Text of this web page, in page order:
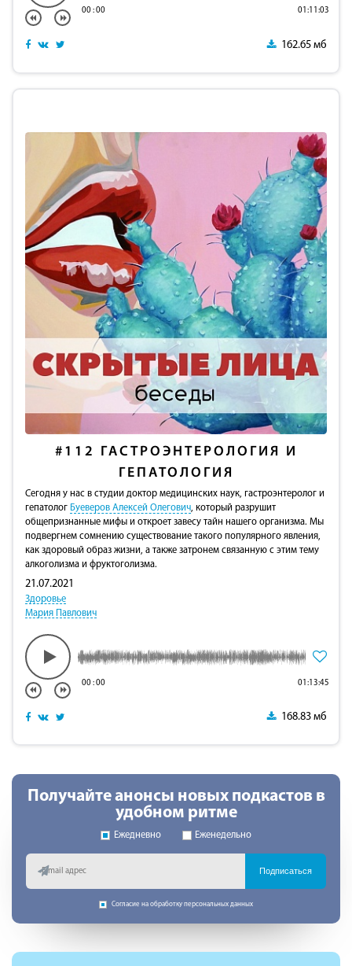
00:00 01:11:03
162.65 мб
#112
ГАСТРОЭНТЕРОЛОГИЯ И
ГЕПАТОЛОГИЯ
Сегодня у нас в студии доктор медицинских наук, гастроэнтеролог и
гепатолог Буеверов Алексей Олегович, который разрушит
общепризнанные мифы и откроет завесу тайн нашего организма. Мы
подвергнем сомнению существование такого популярного явления,
как здоровый образ жизни, а также затронем связанную с этим тему
алкоголизма и фруктоголизма.
21.07.2021
Здоровье
Мария Павлович
00:00 01:13:45
168.83 мб
Получайте анонсы новых подкастов в
удобном ритме
Ежедневно Еженедельно
Подписаться
Согласие на обработку персональных данных